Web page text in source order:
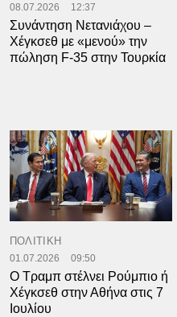
08.07.2026 12:37
Συνάντηση Νετανιάχου –
Χέγκσεθ με «μενού» την
πώληση F-35 στην Τουρκία
ΠΟΛΙΤΙΚΗ
01.07.2026 09:50
Ο Τραμπ στέλνει Ρούμπιο ή
Χέγκσεθ στην Αθήνα στις 7
Ιουλίου